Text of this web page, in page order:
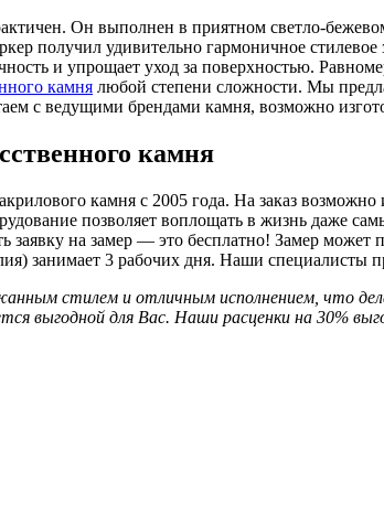
Он выполнен в приятном светло-
получил удивительно гармоничное
и упрощает уход за поверхностью.
камня любой степени сложности. Мы
с ведущими брендами камня, возможно
камня
камня с 2005 года. На заказ возможно
позволяет воплощать в жизнь даже
заявку на замер — это бесплатно! Замер
занимает 3 рабочих дня. Наши
стилем и отличным исполнением, что
выгодной для Вас. Наши расценки на 30%